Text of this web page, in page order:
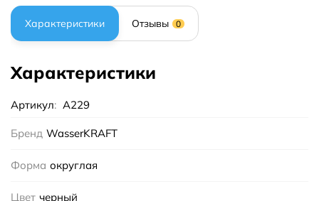
Характеристики Отзывы 0
Характеристики
Артикул: A229
Бренд WasserKRAFT
Форма округлая
Цвет черный